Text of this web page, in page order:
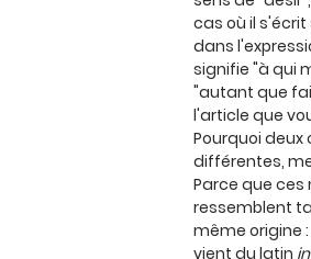
cas où il
dans
signifie "à qui
"autant que
l'article que
Pourquoi
différentes,
Parce que ces
ressemblent
même origine :
vient du latin